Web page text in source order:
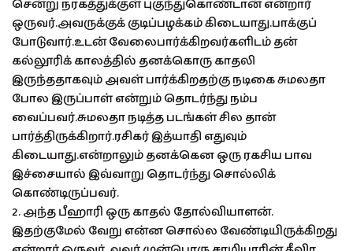
சென்று நரகத்துக்குள் புகுந்துகொண்டான் என்றார்
ஒருவர்.அவருக்குக் குடிப்பழக்கம் கிடையாது.பாக்குப்
போடுவார்.உடன் வேலைபார்க்கிறவர்களிடம் தன்
கல்லூரிக் காலத்தில் தனக்கொரு காதலி
இருந்ததாகவும் அவள் பார்க்கிறதற்கு நடிகை சுமலதா
போல இருப்பாள் என்றும் தொடர்ந்து நம்ப
வைப்பவர்.சுமலதா நடித்த படங்கள் சில தான்
பார்த்திருக்கிறார்.ரசிகர் இத்யாதி எதுவும்
கிடையாது.என்றாலும் தனக்கென ஒரு ரகசிய பாவ
இச்சையால் இவ்வாறு தொடர்ந்து சொல்லிக்
கொண்டிருப்பவர்.
2. அந்த பீஹாரி ஒரு காதல் தோல்வியாளன்.
இதற்குமேல் வேறு என்ன சொல்ல வேண்டியிருக்கிறது